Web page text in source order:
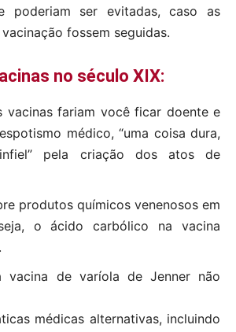
poderiam ser evitadas, caso as
fossem seguidas.
no século XIX:
vacinas fariam você ficar doente e
médico, “uma coisa dura,
infiel” pela criação dos atos de
produtos químicos venenosos em
o ácido carbólico na vacina
vacina de varíola de Jenner não
médicas alternativas, incluindo